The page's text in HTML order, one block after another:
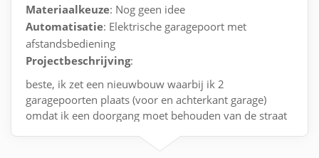
Materiaalkeuze: Nog geen idee
Automatisatie: Elektrische garagepoort met
afstandsbediening
Projectbeschrijving:
beste, ik zet een nieuwbouw waarbij ik 2
garagepoorten plaats (voor en achterkant garage)
omdat ik een doorgang moet behouden van de straat